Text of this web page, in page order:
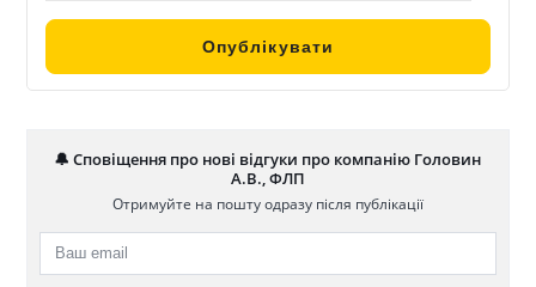
🔔 Сповіщення про нові відгуки про компанію Головин
А.В., ФЛП
Отримуйте на пошту одразу після публікації